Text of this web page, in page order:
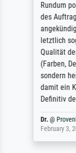
Rundum
des
letztlich
Qualität
(Farben,
sondern
damit ein
Definitiv
Dr.@
February 3,